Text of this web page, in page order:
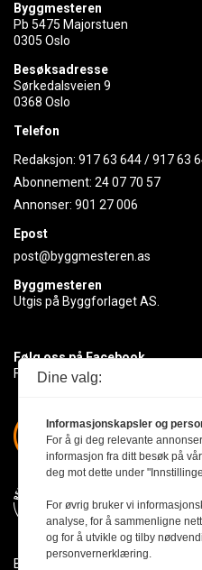
Byggmesteren
Pb 5475 Majorstuen
0305 Oslo
Besøksadresse
Sørkedalsveien 9
0368 Oslo
Telefon
Redaksjon: 917 63 644/917 63
Abonnement: 24 07 70 57
Annonser: 901 27 006
Epost
post@byggmesteren.as
Byggmesteren
Utgis på Byggforlaget AS.
Følg oss på Facebook
Få med deg det siste innen
Byggmesteren følger Vær
Dine valg:
Informasjonskapsler og
For å gi deg relevante
informasjon fra ditt besøk på
deg mot dette under
For øvrig bruker vi
analyse, for å sammenligne
og for å utvikle og tilby
personvernerklæring.